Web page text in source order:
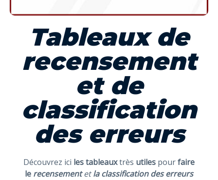
Tableaux de
recensement
et de
classification
des erreurs
Découvrez ici les tableauxtrès utiles pourfaire
le recensementetla classification des erreurs